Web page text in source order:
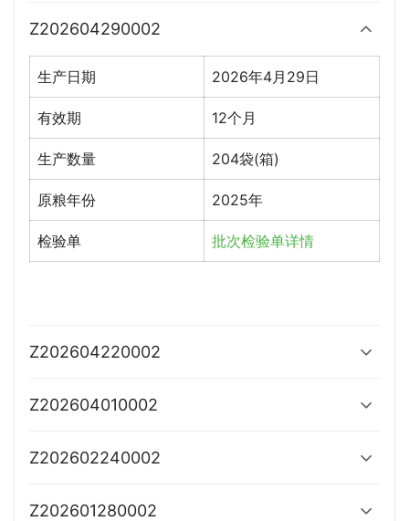
Z202604290002
生产日期 2026年4月29日
有效期 12个月
生产数量 204袋(箱)
原粮年份 2025年
检验单 批次检验单详情
Z202604220002
Z202604010002
Z202602240002
Z202601280002